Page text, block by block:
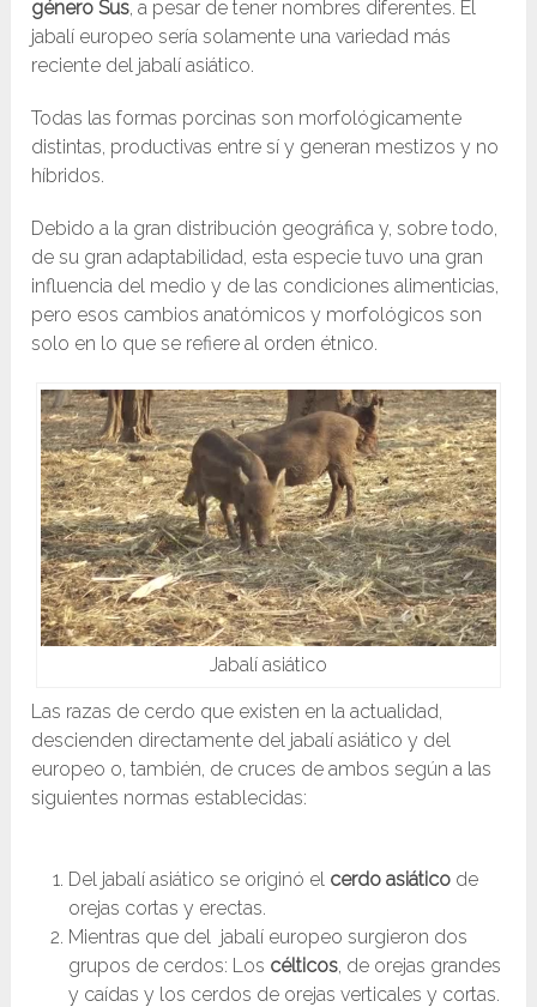
género Sus, a pesar de tener nombres diferentes. El
jabalí europeo sería solamente una variedad más
reciente del jabalí asiático.
Todas las formas porcinas son morfológicamente
distintas, productivas entre sí y generan mestizos y no
híbridos.
Debido a la gran distribución geográfica y, sobre todo,
de su gran adaptabilidad, esta especie tuvo una gran
influencia del medio y de las condiciones alimenticias,
pero esos cambios anatómicos y morfológicos son
solo en lo que se refiere al orden étnico.
Jabalí asiático
Las razas de cerdo que existen en la actualidad,
descienden directamente del jabalí asiático y del
europeo o, también, de cruces de ambos según a las
siguientes normas establecidas:
Del jabalí asiático se originó el cerdo asiáticode
orejas cortas y erectas.
Mientras que del jabalí europeo surgieron dos
grupos de cerdos: Los célticos, de orejas grandes
y caídas y los cerdos de orejas verticales y cortas.